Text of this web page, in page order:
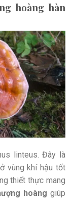
hoàng hàn
linteus. Đây là
vùng khí hậu tốt
thiết thực mang
hoàng giúp